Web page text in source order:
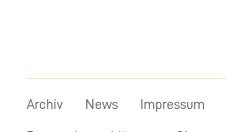
Archiv News Impressum